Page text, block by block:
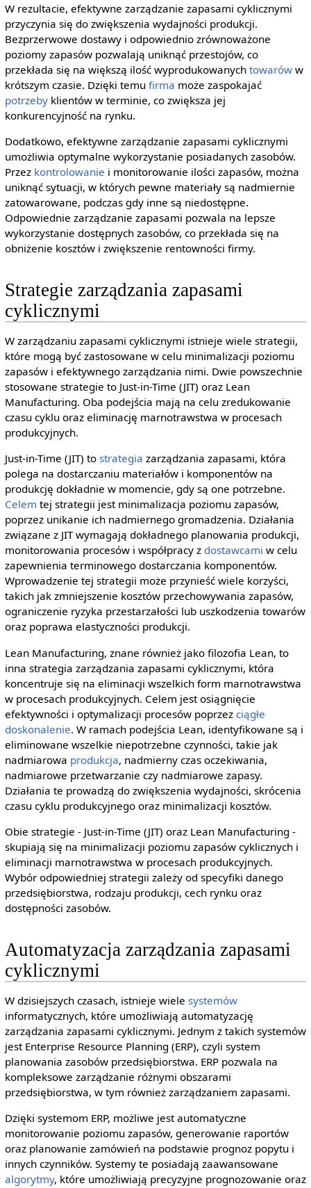
W rezultacie, efektywne zarządzanie zapasami cyklicznymi
przyczynia się do zwiększenia wydajności produkcji.
Bezprzerwowe dostawy i odpowiednio zrównoważone
poziomy zapasów pozwalają uniknąć przestojów, co
przekłada się na większą ilość wyprodukowanych towaróww
krótszym czasie. Dzięki temu firma może zaspokajać
potrzebyklientów w terminie, co zwiększa jej
konkurencyjność na rynku.
Dodatkowo, efektywne zarządzanie zapasami cyklicznymi
umożliwia optymalne wykorzystanie posiadanych zasobów.
Przez kontrolowanie i monitorowanie ilości zapasów, można
uniknąć sytuacji, w których pewne materiały są nadmiernie
zatowarowane, podczas gdy inne są niedostępne.
Odpowiednie zarządzanie zapasami pozwala na lepsze
wykorzystanie dostępnych zasobów, co przekłada się na
obniżenie kosztów i zwiększenie rentowności firmy.
Strategie zarządzania zapasami
cyklicznymi
W zarządzaniu zapasami cyklicznymi istnieje wiele strategii,
które mogą być zastosowane w celu minimalizacji poziomu
zapasów i efektywnego zarządzania nimi. Dwie powszechnie
stosowane strategie to Just-in-Time (JIT) oraz Lean
Manufacturing. Oba podejścia mają na celu zredukowanie
czasu cyklu oraz eliminację marnotrawstwa w procesach
produkcyjnych.
Just-in-Time (JIT) to strategia zarządzania zapasami, która
polega na dostarczaniu materiałów i komponentów na
produkcję dokładnie w momencie, gdy są one potrzebne.
Celem tej strategii jest minimalizacja poziomu zapasów,
poprzez unikanie ich nadmiernego gromadzenia. Działania
związane z JIT wymagają dokładnego planowania produkcji,
monitorowania procesów i współpracy z dostawcami w celu
zapewnienia terminowego dostarczania komponentów.
Wprowadzenie tej strategii może przynieść wiele korzyści,
takich jak zmniejszenie kosztów przechowywania zapasów,
ograniczenie ryzyka przestarzałości lub uszkodzenia towarów
oraz poprawa elastyczności produkcji.
Lean Manufacturing, znane również jako filozofia Lean, to
inna strategia zarządzania zapasami cyklicznymi, która
koncentruje się na eliminacji wszelkich form marnotrawstwa
w procesach produkcyjnych. Celem jest osiągnięcie
efektywności i optymalizacji procesów poprzez ciągłe
doskonalenie. W ramach podejścia Lean, identyfikowane są i
eliminowane wszelkie niepotrzebne czynności, takie jak
nadmiarowa produkcja, nadmierny czas oczekiwania,
nadmiarowe przetwarzanie czy nadmiarowe zapasy.
Działania te prowadzą do zwiększenia wydajności, skrócenia
czasu cyklu produkcyjnego oraz minimalizacji kosztów.
Obie strategie - Just-in-Time (JIT) oraz Lean Manufacturing -
skupiają się na minimalizacji poziomu zapasów cyklicznych i
eliminacji marnotrawstwa w procesach produkcyjnych.
Wybór odpowiedniej strategii zależy od specyfiki danego
przedsiębiorstwa, rodzaju produkcji, cech rynku oraz
dostępności zasobów.
Automatyzacja zarządzania zapasami
cyklicznymi
W dzisiejszych czasach, istnieje wiele systemów
informatycznych, które umożliwiają automatyzację
zarządzania zapasami cyklicznymi. Jednym z takich systemów
jest Enterprise Resource Planning (ERP), czyli system
planowania zasobów przedsiębiorstwa. ERP pozwala na
kompleksowe zarządzanie różnymi obszarami
przedsiębiorstwa, w tym również zarządzaniem zapasami.
Dzięki systemom ERP, możliwe jest automatyczne
monitorowanie poziomu zapasów, generowanie raportów
oraz planowanie zamówień na podstawie prognoz popytu i
innych czynników. Systemy te posiadają zaawansowane
algorytmy, które umożliwiają precyzyjne prognozowanie oraz